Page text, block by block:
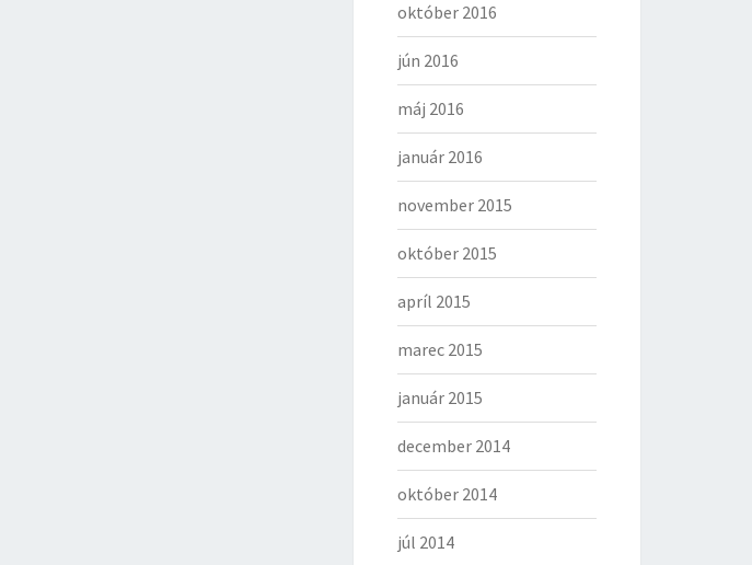
október 2016
jún 2016
máj 2016
január 2016
november 2015
október 2015
apríl 2015
marec 2015
január 2015
december 2014
október 2014
júl 2014